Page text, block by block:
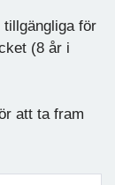
för
(8 år i
att ta fram